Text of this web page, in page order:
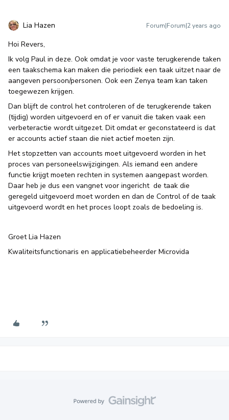
Lia Hazen Forum|Forum|2 years ago
Hoi Revers,
Ik volg Paul in deze. Ook omdat je voor vaste terugkerende taken
een taakschema kan maken die periodiek een taak uitzet naar de
aangeven persoon/personen. Ook een Zenya team kan taken
toegewezen krijgen.
Dan blijft de control het controleren of de terugkerende taken
(tijdig) worden uitgevoerd en of er vanuit die taken vaak een
verbeteractie wordt uitgezet. Dit omdat er geconstateerd is dat
er accounts actief staan die niet actief moeten zijn.
Het stopzetten van accounts moet uitgevoerd worden in het
proces van personeelswijzigingen. Als iemand een andere
functie krijgt moeten rechten in systemen aangepast worden.
Daar heb je dus een vangnet voor ingericht de taak die
geregeld uitgevoerd moet worden en dan de Control of de taak
uitgevoerd wordt en het proces loopt zoals de bedoeling is.
Groet Lia Hazen
Kwaliteitsfunctionaris en applicatiebeheerder Microvida